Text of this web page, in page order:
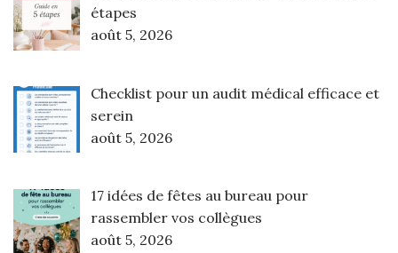
étapes
août 5, 2026
Checklist pour un audit médical efficace et
serein
août 5, 2026
17 idées de fêtes au bureau pour
rassembler vos collègues
août 5, 2026